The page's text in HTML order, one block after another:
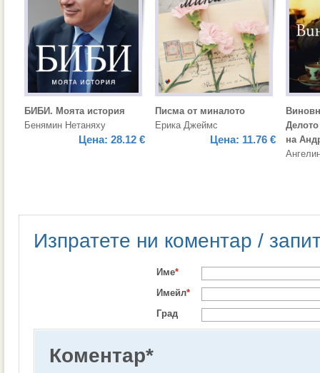
БИБИ. Моята история
Бенямин Нетаняху
Цена: 28.12 €
Писма от миналото
Ерика Джеймс
Цена: 11.76 €
на
Изпратете ни коментар /
Име*
Имейл*
Град
Коментар*